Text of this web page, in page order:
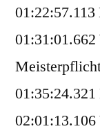
02:01:13.106